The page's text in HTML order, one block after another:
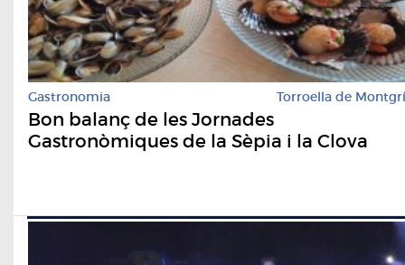
Gastronomia Torroella de Montgrí
Bon balanç de les Jornades
Gastronòmiques de la Sèpia i la Clova